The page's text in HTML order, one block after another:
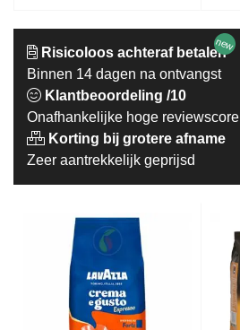
Risicoloos achteraf betalen
Binnen 14 dagen na ontvangst
new
Klantbeoordeling /10
Onafhankelijke hoge reviewscore
Korting bij grotere afname
Zeer aantrekkelijk geprijsd